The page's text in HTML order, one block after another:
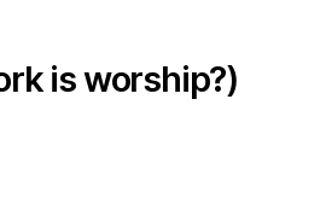
is worship?)